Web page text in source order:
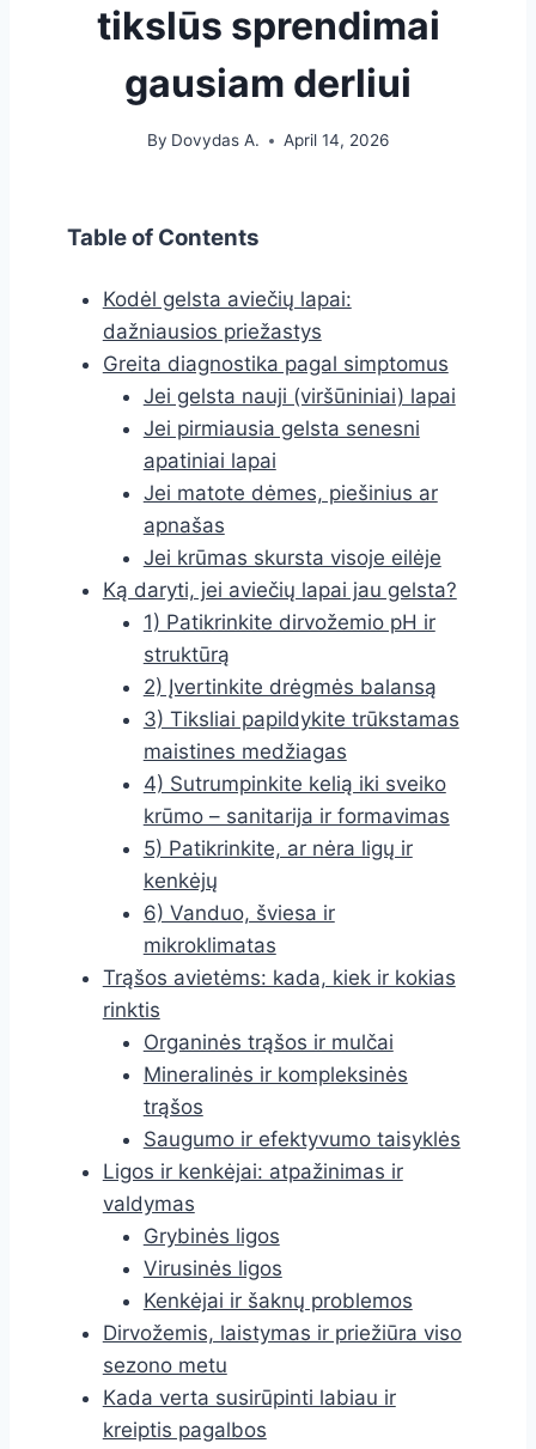
tikslūs sprendimai
gausiam derliui
By Dovydas A. April 14, 2026
Table of Contents
Kodėl gelsta aviečių lapai:
dažniausios priežastys
Greita diagnostika pagal simptomus
Jei gelsta nauji (viršūniniai) lapai
Jei pirmiausia gelsta senesni
apatiniai lapai
Jei matote dėmes, piešinius ar
apnašas
Jei krūmas skursta visoje eilėje
Ką daryti, jei aviečių lapai jau gelsta?
1) Patikrinkite dirvožemio pH ir
struktūrą
2) Įvertinkite drėgmės balansą
3) Tiksliai papildykite trūkstamas
maistines medžiagas
4) Sutrumpinkite kelią iki sveiko
krūmo – sanitarija ir formavimas
5) Patikrinkite, ar nėra ligų ir
kenkėjų
6) Vanduo, šviesa ir
mikroklimatas
Trąšos avietėms: kada, kiek ir kokias
rinktis
Organinės trąšos ir mulčai
Mineralinės ir kompleksinės
trąšos
Saugumo ir efektyvumo taisyklės
Ligos ir kenkėjai: atpažinimas ir
valdymas
Grybinės ligos
Virusinės ligos
Kenkėjai ir šaknų problemos
Dirvožemis, laistymas ir priežiūra viso
sezono metu
Kada verta susirūpinti labiau ir
kreiptis pagalbos